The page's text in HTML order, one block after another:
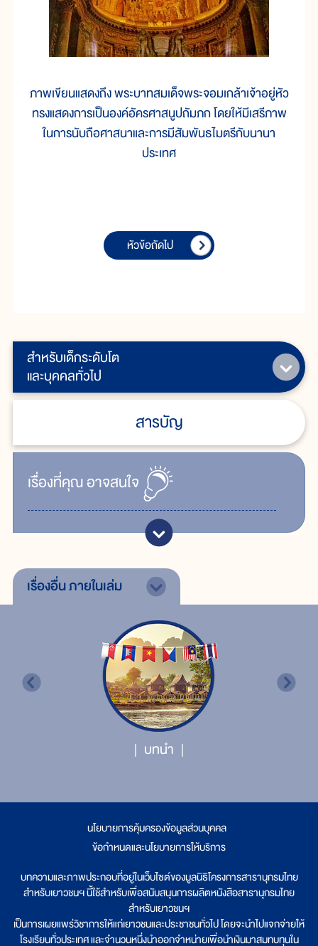
สำหรับเด็กระดับโต
และบุคคลทั่วไป
สารบัญ
เรื่ิองที่คุณอาจสนใจ
ภาพเขียนแสดงถึง พระบาทสมเด็จพระจอมเกล้าเจ้าอยู่หัว
ทรงแสดงการเป็นองค์อัครศาสนูปถัมภก โดยให้มีเสรีภาพ
ในการนับถือศาสนาและการมีสัมพันธไมตรีกับนานา
ประเทศ
หัวข้อถัดไป
เรื่องอื่นภายในเล่ม
บทนำ
นโยบายการคุ้มครองข้อมูลส่วนบุคคล
ข้อกำหนดและนโยบายการให้บริการ
บทความและภาพประกอบที่อยู่ในเว็บไซต์ของมูลนิธิโครงการสารานุกรมไทย
สำหรับเยาวชนฯ นี้ใช้สำหรับเพื่อสนับสนุนการผลิตหนังสือสารานุกรมไทย
สำหรับเยาวชนฯ
เป็นการเผยแพร่วิชาการให้แก่เยาวชนและประชาชนทั่วไป โดยจะนำไปแจกจ่ายให้
โรงเรียนทั่วประเทศ และจำนวนหนึ่งนำออกจำหน่ายเพื่อนำเงินมาสมทบทุนใน